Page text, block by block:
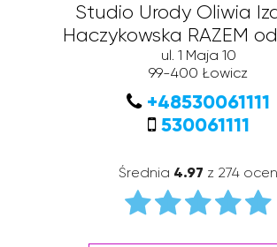
Studio Urody Oliwia
Haczykowska RAZEM
ul. 1 Maja 10
99-400 Łowicz
+48530061111
530061111
Średnia 4.97 z 274 ocen